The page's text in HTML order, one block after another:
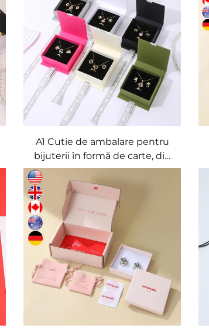
reliefată/depresată
A1 Cutie de ambalare pentru
bijuterii în formă de carte, din
hârtie de artă/carton,
dimensiune și formă
personalizate, cu logo reliefat
sau gravat, cutie de cadou
personalizată pentru bijuterii